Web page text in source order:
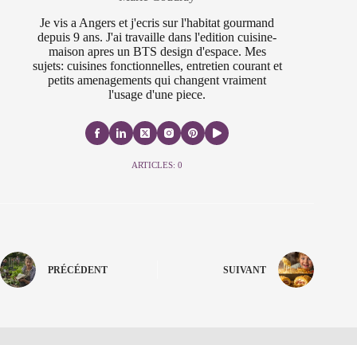
Je vis a Angers et j'ecris sur l'habitat gourmand
depuis 9 ans. J'ai travaille dans l'edition cuisine-
maison apres un BTS design d'espace. Mes
sujets: cuisines fonctionnelles, entretien courant et
petits amenagements qui changent vraiment
l'usage d'une piece.
ARTICLES: 0
PRÉCÉDENT SUIVANT